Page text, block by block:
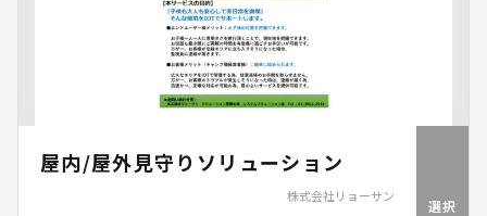
屋内/屋外見守りソリューション
株式会社リョーサン
選択